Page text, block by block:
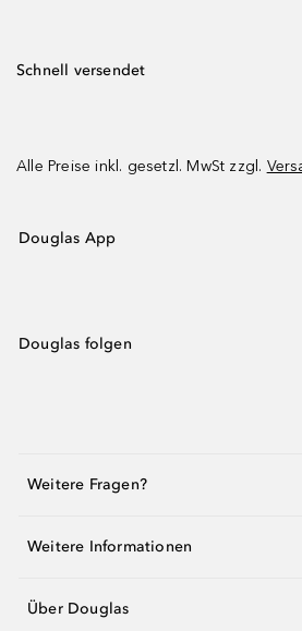
Schnell versendet
Alle Preise inkl. gesetzl. MwSt zzgl.
Douglas App
Douglas folgen
Weitere Fragen?
Weitere Informationen
Über Douglas